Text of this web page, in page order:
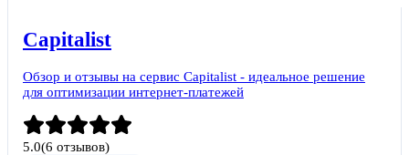
Capitalist
Обзор и отзывы на сервис Capitalist - идеальное решение
для оптимизации интернет-платежей
5.0(6 отзывов)